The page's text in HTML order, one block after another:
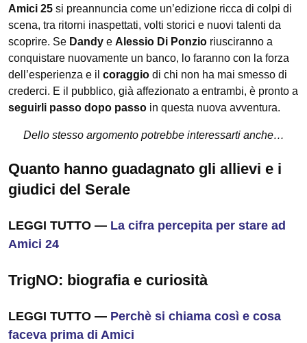
Amici 25 si preannuncia come un’edizione ricca di colpi di
scena, tra ritorni inaspettati, volti storici e nuovi talenti da
scoprire. Se Dandy e Alessio Di Ponzio riusciranno a
conquistare nuovamente un banco, lo faranno con la forza
dell’esperienza e il coraggio di chi non ha mai smesso di
crederci. E il pubblico, già affezionato a entrambi, è pronto a
seguirli passo dopo passo in questa nuova avventura.
Dello stesso argomento potrebbe interessarti anche…
Quanto hanno guadagnato gli allievi e i
giudici del Serale
LEGGI TUTTO — La cifra percepita per stare ad
Amici 24
TrigNO: biografia e curiosità
LEGGI TUTTO — Perchè si chiama così e cosa
faceva prima di Amici